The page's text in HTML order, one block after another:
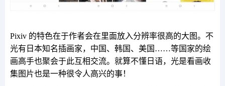
Pixiv 的特色在于作者会在里面放入分辨率很高的大图。不
光有日本知名插画家，中国、韩国、美国……等国家的绘
画高手也聚会于此互相交流。就算不懂日语，光是看画收
集图片也是一种很令人高兴的事！